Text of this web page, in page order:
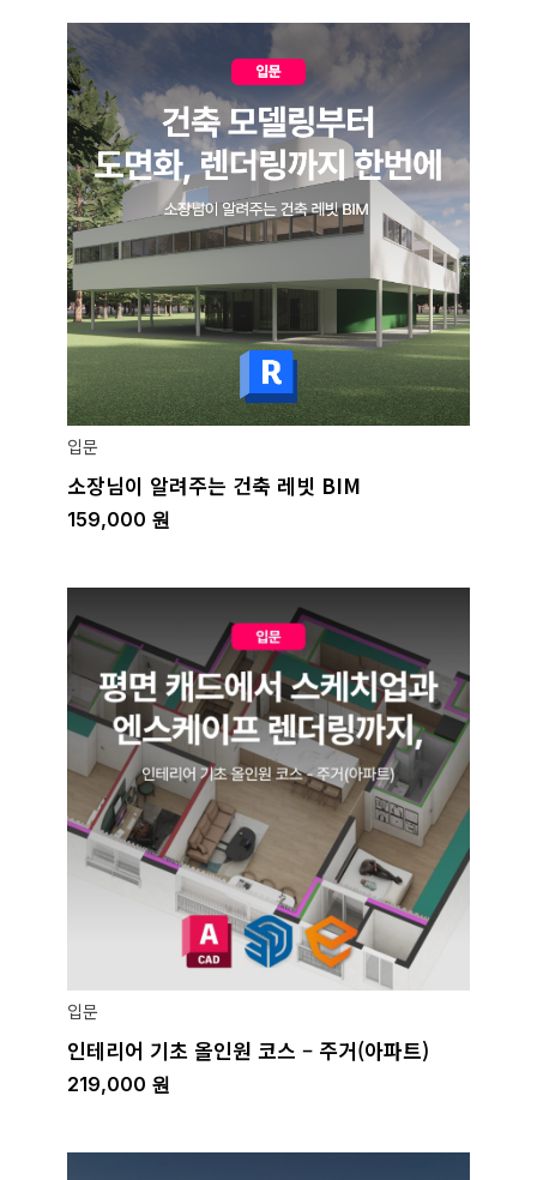
입문
소장님이 알려주는 건축 레빗 BIM
159,000 원
입문
인테리어 기초 올인원 코스 – 주거(아파트)
219,000 원